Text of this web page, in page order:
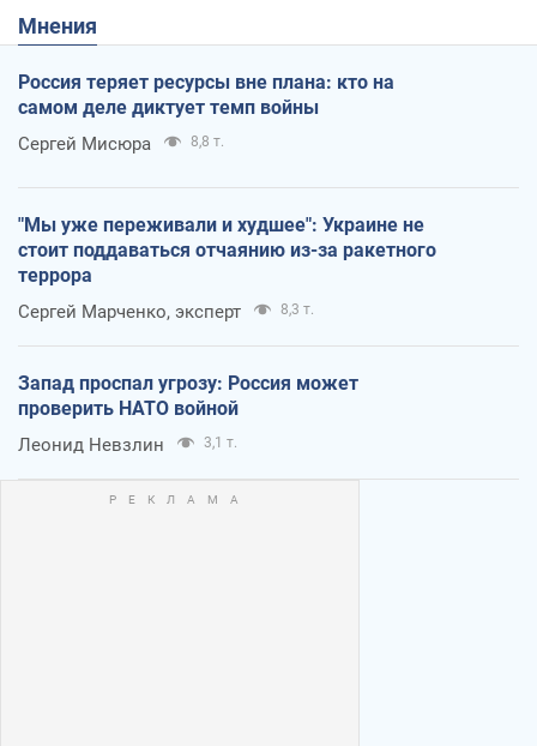
Мнения
Россия теряет ресурсы вне плана: кто на
самом деле диктует темп войны
Сергей Мисюра 8,8 т.
"Мы уже переживали и худшее": Украине не
стоит поддаваться отчаянию из-за ракетного
террора
Сергей Марченко, эксперт 8,3 т.
Запад проспал угрозу: Россия может
проверить НАТО войной
Леонид Невзлин 3,1 т.